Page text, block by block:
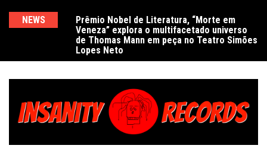
NEWS
Prêmio Nobel de Literatura, “Morte em
Veneza” explora o multifacetado universo
de Thomas Mann em peça no Teatro Simões
Lopes Neto